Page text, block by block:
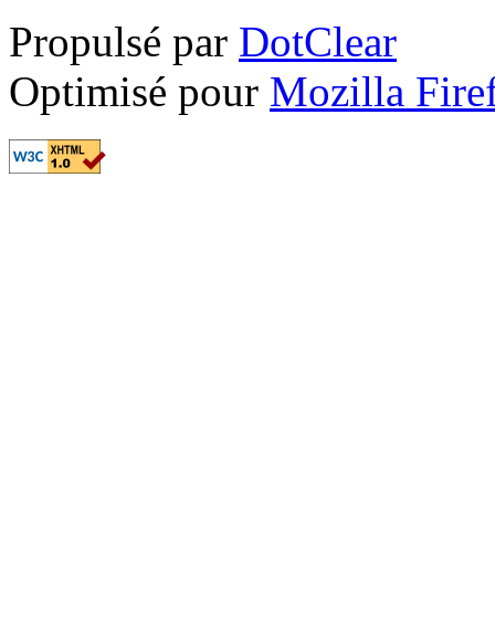
Propulsé par DotClear
Optimisé pour Mozilla